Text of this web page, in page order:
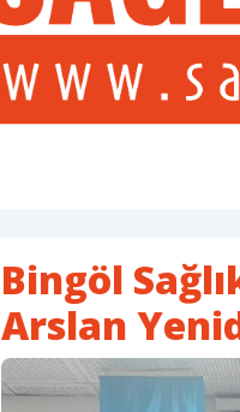
Bingöl
Arslan